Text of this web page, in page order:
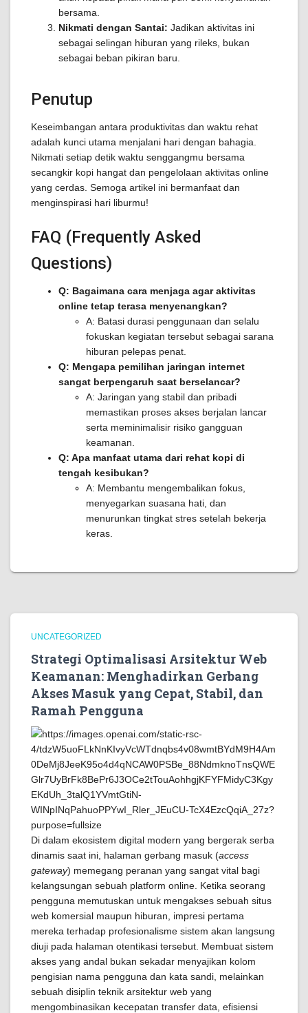
bersama.
Nikmati dengan Santai: Jadikan aktivitas ini
sebagai selingan hiburan yang rileks, bukan
sebagai beban pikiran baru.
Penutup
Keseimbangan antara produktivitas dan waktu rehat
adalah kunci utama menjalani hari dengan bahagia.
Nikmati setiap detik waktu senggangmu bersama
secangkir kopi hangat dan pengelolaan aktivitas online
yang cerdas. Semoga artikel ini bermanfaat dan
menginspirasi hari liburmu!
FAQ (Frequently Asked
Questions)
Q: Bagaimana cara menjaga agar aktivitas
online tetap terasa menyenangkan?
A: Batasi durasi penggunaan dan selalu
fokuskan kegiatan tersebut sebagai sarana
hiburan pelepas penat.
Q: Mengapa pemilihan jaringan internet
sangat berpengaruh saat berselancar?
A: Jaringan yang stabil dan pribadi
memastikan proses akses berjalan lancar
serta meminimalisir risiko gangguan
keamanan.
Q: Apa manfaat utama dari rehat kopi di
tengah kesibukan?
A: Membantu mengembalikan fokus,
menyegarkan suasana hati, dan
menurunkan tingkat stres setelah bekerja
keras.
UNCATEGORIZED
Strategi Optimalisasi Arsitektur Web
Keamanan: Menghadirkan Gerbang
Akses Masuk yang Cepat, Stabil, dan
Ramah Pengguna
Di dalam ekosistem digital modern yang bergerak serba
dinamis saat ini, halaman gerbang masuk (access
gateway) memegang peranan yang sangat vital bagi
kelangsungan sebuah platform online. Ketika seorang
pengguna memutuskan untuk mengakses sebuah situs
web komersial maupun hiburan, impresi pertama
mereka terhadap profesionalisme sistem akan langsung
diuji pada halaman otentikasi tersebut. Membuat sistem
akses yang andal bukan sekadar menyajikan kolom
pengisian nama pengguna dan kata sandi, melainkan
sebuah disiplin teknik arsitektur web yang
mengombinasikan kecepatan transfer data, efisiensi